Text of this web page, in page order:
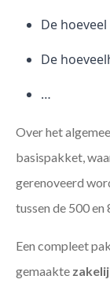
De
De
…
Over het
basispakket,
gerenoveerd
tussen de 500
Een compleet
gemaakte